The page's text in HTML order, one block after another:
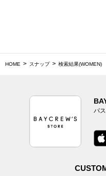
HOME スナップ 検索結果(WOMEN)
パ